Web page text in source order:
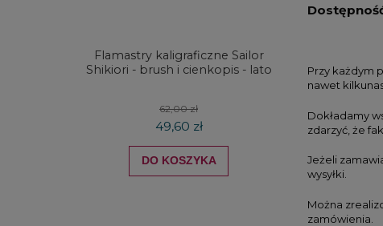
Flamastry kaligraficzne Sailor
Shikiori - brush i cienkopis - lato
62,00 zł
49,60 zł
DO KOSZYKA
ołówki
Przy każdym
nawet
Dokładamy
zdarzyć, że
Jeżeli
wysyłki.
Można
zamówienia.